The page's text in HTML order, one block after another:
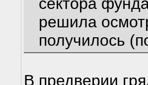
решила
получилось
В предверии